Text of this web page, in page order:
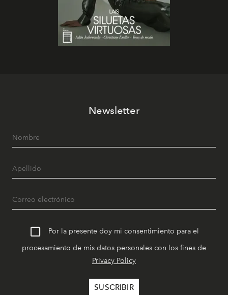
Newsletter
Por la presente doy mi consentimiento para el
procesamiento de mis datos personales con los fines de
Privacy Policy